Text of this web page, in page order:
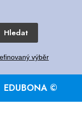
Hledat
výběr
EDUBONA ©